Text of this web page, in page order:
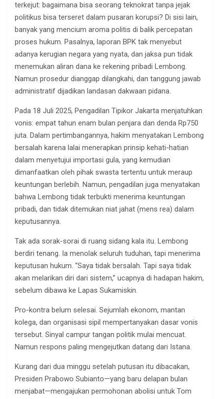
terkejut: bagaimana bisa seorang teknokrat tanpa jejak
politikus bisa terseret dalam pusaran korupsi? Di sisi lain,
banyak yang mencium aroma politis di balik percepatan
proses hukum. Pasalnya, laporan BPK tak menyebut
adanya kerugian negara yang nyata, dan jaksa pun tidak
menemukan aliran dana ke rekening pribadi Lembong.
Namun prosedur dianggap dilangkahi, dan tanggung jawab
administratif dijadikan landasan dakwaan pidana.
Pada 18 Juli 2025, Pengadilan Tipikor Jakarta menjatuhkan
vonis: empat tahun enam bulan penjara dan denda Rp750
juta. Dalam pertimbangannya, hakim menyatakan Lembong
bersalah karena lalai menerapkan prinsip kehati-hatian
dalam menyetujui importasi gula, yang kemudian
dimanfaatkan oleh pihak swasta tertentu untuk meraup
keuntungan berlebih. Namun, pengadilan juga menyatakan
bahwa Lembong tidak terbukti menerima keuntungan
pribadi, dan tidak ditemukan niat jahat (mens rea) dalam
keputusannya.
Tak ada sorak-sorai di ruang sidang kala itu. Lembong
berdiri tenang. Ia menolak seluruh tuduhan, tapi menerima
keputusan hukum. “Saya tidak bersalah. Tapi saya tidak
akan melarikan diri dari sistem,” ucapnya di hadapan hakim,
sebelum dibawa ke Lapas Sukamiskin.
Pro-kontra belum selesai. Sejumlah ekonom, mantan
kolega, dan organisasi sipil mempertanyakan dasar vonis
tersebut. Sinyal campur tangan politik mulai mencuat.
Namun respons paling mengejutkan datang dari Istana.
Kurang dari dua minggu setelah putusan itu dibacakan,
Presiden Prabowo Subianto—yang baru delapan bulan
menjabat—mengajukan permohonan abolisi untuk Tom